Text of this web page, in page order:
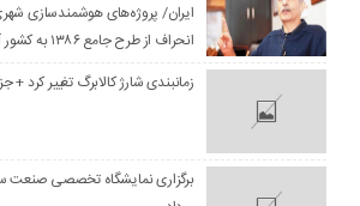
ایران/ پروژه‌های هوشمندسازی
انحراف از طرح جامع ۱۳۸۶ به کشور آسیب زد
زمانبندی شارژ کالابرگ تغییر کرد +